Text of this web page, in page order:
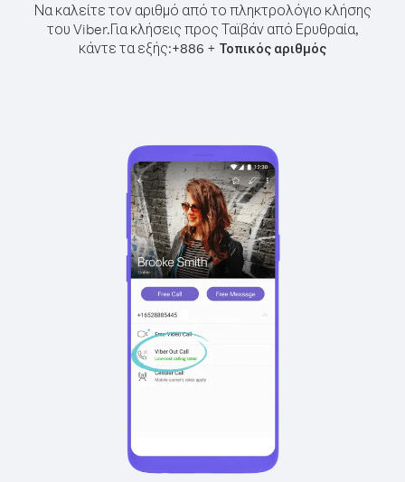
Να καλείτε τον αριθμό από το πληκτρολόγιο κλήσης
του Viber.Για κλήσεις προς Ταϊβάν από Ερυθραία,
κάντε τα εξής:+886 + Τοπικός αριθμός